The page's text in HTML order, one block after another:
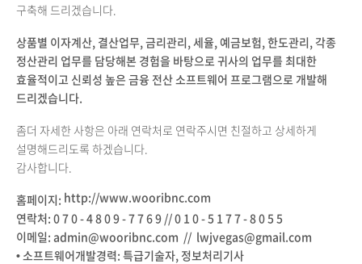
구축해 드리겠습니다.
상품별 이자계산, 결산업무, 금리관리, 세율, 예금보험, 한도관리, 각종
정산관리 업무를 담당해본 경험을 바탕으로 귀사의 업무를 최대한
효율적이고 신뢰성 높은 금융 전산 소프트웨어 프로그램으로 개발해
드리겠습니다.
좀더 자세한 사항은 아래 연락처로 연락주시면 친절하고 상세하게
설명해드리도록 하겠습니다.​
감사합니다.
홈페이지: http://www.wooribnc.com
연락처: 0 7 0 - 4 8 0 9 - 7 7 6 9 // 0 1 0 - 5 1 7 7 - 8 0 5 5
이메일: admin@wooribnc.com // lwjvegas@gmail.com
• 소프트웨어개발경력: 특급기술자, 정보처리기사